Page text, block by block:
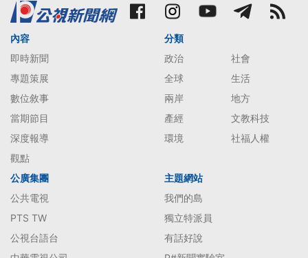
內容
即時新聞
專題策展
數位敘事
當期節目
深度報導
觀點
分類
政治
社會
全球
生活
兩岸
地方
產經
文教科技
環境
社福人權
公廣集團
公共電視
PTS TW
公視台語台
主題網站
我們的島
獨立特派員
有話好說